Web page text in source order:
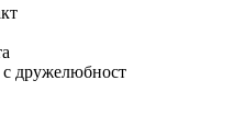
с дружелюбност